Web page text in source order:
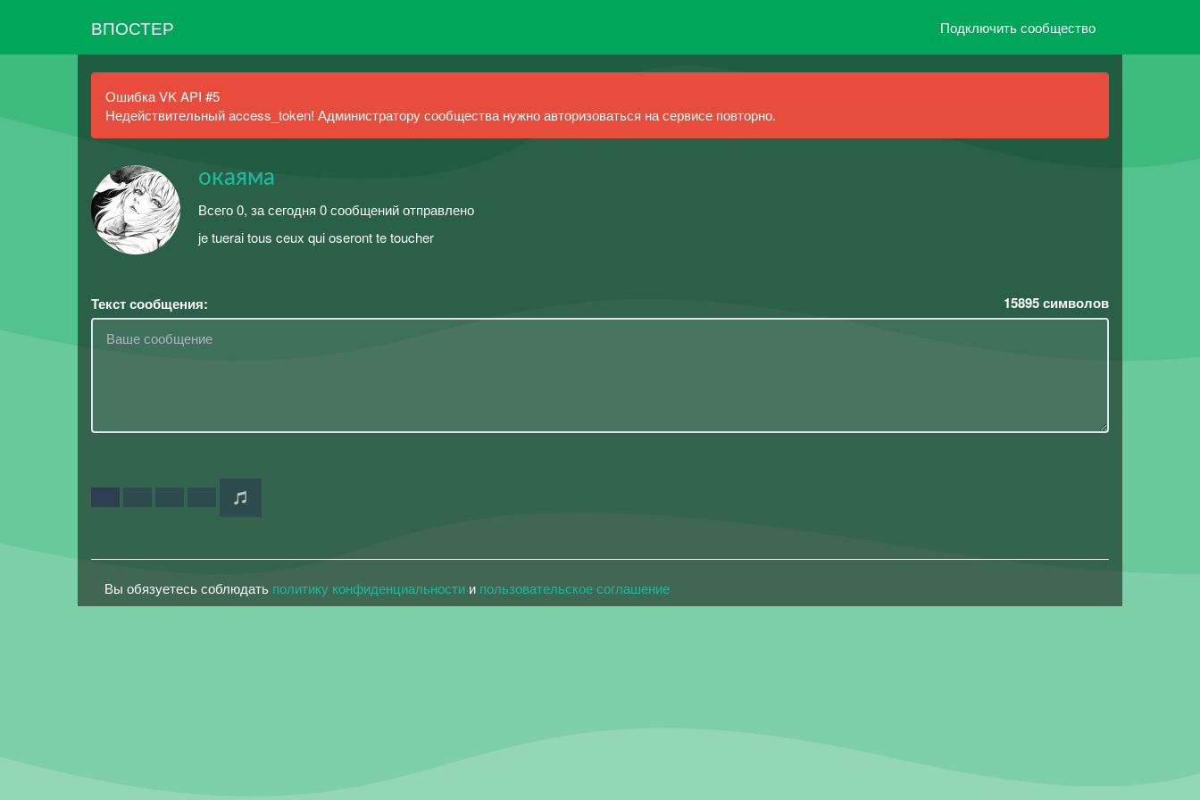
ВПОСТЕР Подключить сообщество
Ошибка VK API #5
Недействительный access_token! Администратору сообщества нужно авторизоваться на сервисе повторно.
окаяма
Всего 0, за сегодня 0 сообщений отправлено
je tuerai tous ceux qui oseront te toucher
Текст сообщения: 15895символов
Вы обязуетесь соблюдать политику конфиденциальности и пользовательское соглашение